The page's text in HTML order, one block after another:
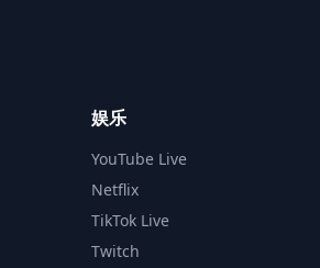
娱乐
YouTube Live
Netflix
TikTok Live
Twitch